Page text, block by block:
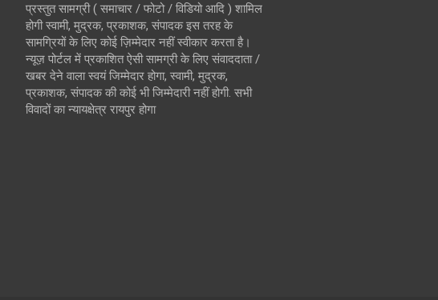
प्रस्तुत सामग्री ( समाचार / फोटो / विडियो आदि ) शामिल
होगी स्वामी, मुद्रक, प्रकाशक, संपादक इस तरह के
सामग्रियों के लिए कोई ज़िम्मेदार नहीं स्वीकार करता है।
न्यूज़ पोर्टल में प्रकाशित ऐसी सामग्री के लिए संवाददाता /
खबर देने वाला स्वयं जिम्मेदार होगा, स्वामी, मुद्रक,
प्रकाशक, संपादक की कोई भी जिम्मेदारी नहीं होगी. सभी
विवादों का न्यायक्षेत्र रायपुर होगा